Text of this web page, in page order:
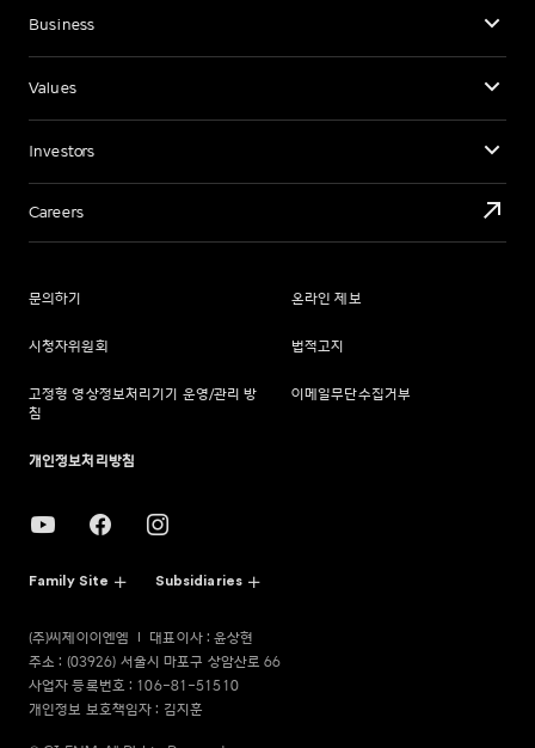
Business
Values
Investors
Careers
문의하기 온라인 제보
시청자위원회 법적고지
고정형 영상정보처리기기 운영/관리 방
침
이메일무단수집거부
개인정보처리방침
Family Site Subsidiaries
(주)씨제이이엔엠
대표이사 : 윤상현
주소 : (03926) 서울시 마포구 상암산로 66
사업자 등록번호 : 106-81-51510
개인정보 보호책임자 : 김지훈